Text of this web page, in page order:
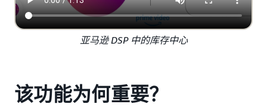
亚马逊 DSP 中的库存中心
该功能为何重要？